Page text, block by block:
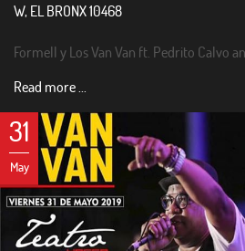
W, EL BRONX 10468
Formell y Los Van Van ft. Pedrito Calvo
Read more ...
31
May